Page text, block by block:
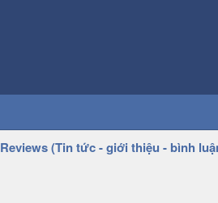
Reviews (Tin tức - giới thiệu - bình